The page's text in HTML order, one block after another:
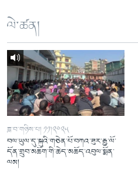
ལེ་ཚན།
ཟླ་བ་གཉིས་པ། ༡༡།༢༠༢༥
བལ་ཡུལ་དུ་སྐུའི་གཅེན་པོ་བཀའ་ཟུར་རྒྱ་ལོ་
དོན་གྲུབ་མཆོག་གི་ཆེད་མཆོད་འབུལ་སྨོན་
ལམ།